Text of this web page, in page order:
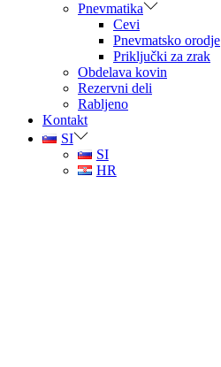
Pnevmatika
Cevi
Pnevmatsko orodje
Priključki za zrak
Obdelava kovin
Rezervni deli
Rabljeno
Kontakt
SI
SI
HR